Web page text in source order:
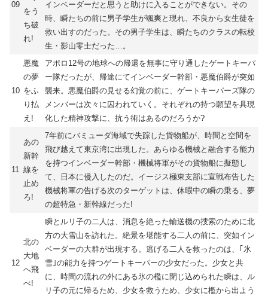
09
をう
ち破
れ!
インベーダーだと思うと助けに入ることができない。その
時、瞬たちの前に男子学生が颯爽と現れ、不良から女生徒を
救い出すのだった。その男子学生は、瞬たちのクラスの転校
生・影山零士だった…。
10
悪魔
の夢
をふ
り払
え!
アポロ12号の地球への帰還を無事に守り通したゲートキーパ
ー隊だったが、帰途にてインベーダー幹部・悪魔伯爵が突如
襲来。悪魔伯爵の見せる幻覚の前に、ゲートキーパーズ隊の
メンバーは次々に囚われていく。それぞれの持つ願望を具現
化した精神攻撃に、抗う術はあるのだろうか?
11
あの
新幹
線を
止め
ろ!
7年前にバミューダ海域で失踪した貨物船が、時間と空間を
飛び越えて東京湾に出現した。あらゆる機械と融合する能力
を持つインベーダー幹部・機械将軍がその貨物船に擬態し
て、日本に侵入したのだ。イージス極東支部に宣戦布告した
機械将軍の告げる次のターゲットは、休暇中の瞬の乗る、夢
の超特急・新幹線だった!
12
北の
大地
へ飛
べ!
瞬とルリ子の二人は、消息を絶った輸送機の捜索のために北
方の大雪山を訪れた。絶景を堪能する二人の前に、突如イン
ベーダーの大群が出現する。逃げる二人を救ったのは、｢氷
雪｣の能力を持つゲートキーパーの少女だった。少女と共
に、時間の流れの外にある氷の檻に閉じ込められた瞬は、ル
リ子の元に帰るため、少女を救うため、少女に檻から出よう